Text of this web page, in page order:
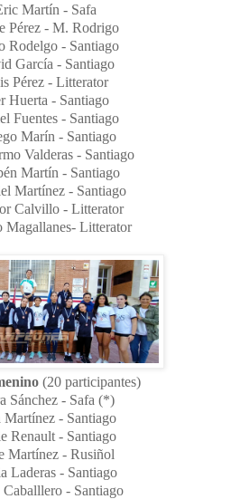
Martín - Safa
Pérez - M. Rodrigo
Rodelgo - Santiago
García - Santiago
Pérez - Litterator
Huerta - Santiago
Fuentes - Santiago
Marín - Santiago
Valderas - Santiago
Martín - Santiago
Martínez - Santiago
Calvillo - Litterator
Magallanes- Litterator
(20 participantes)
Sánchez - Safa (*)
Martínez - Santiago
Renault - Santiago
Martínez - Rusiñol
Laderas - Santiago
Caballlero - Santiago